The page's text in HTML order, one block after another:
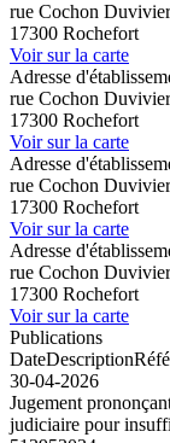
rue Cochon
17300 Rochefort
Voir sur la carte
Adresse
rue Cochon
17300 Rochefort
Voir sur la carte
Adresse
rue Cochon
17300 Rochefort
Voir sur la carte
Adresse
rue Cochon
17300 Rochefort
Voir sur la carte
Publications
DateDescription
30-04-2026
Jugement
judiciaire pour